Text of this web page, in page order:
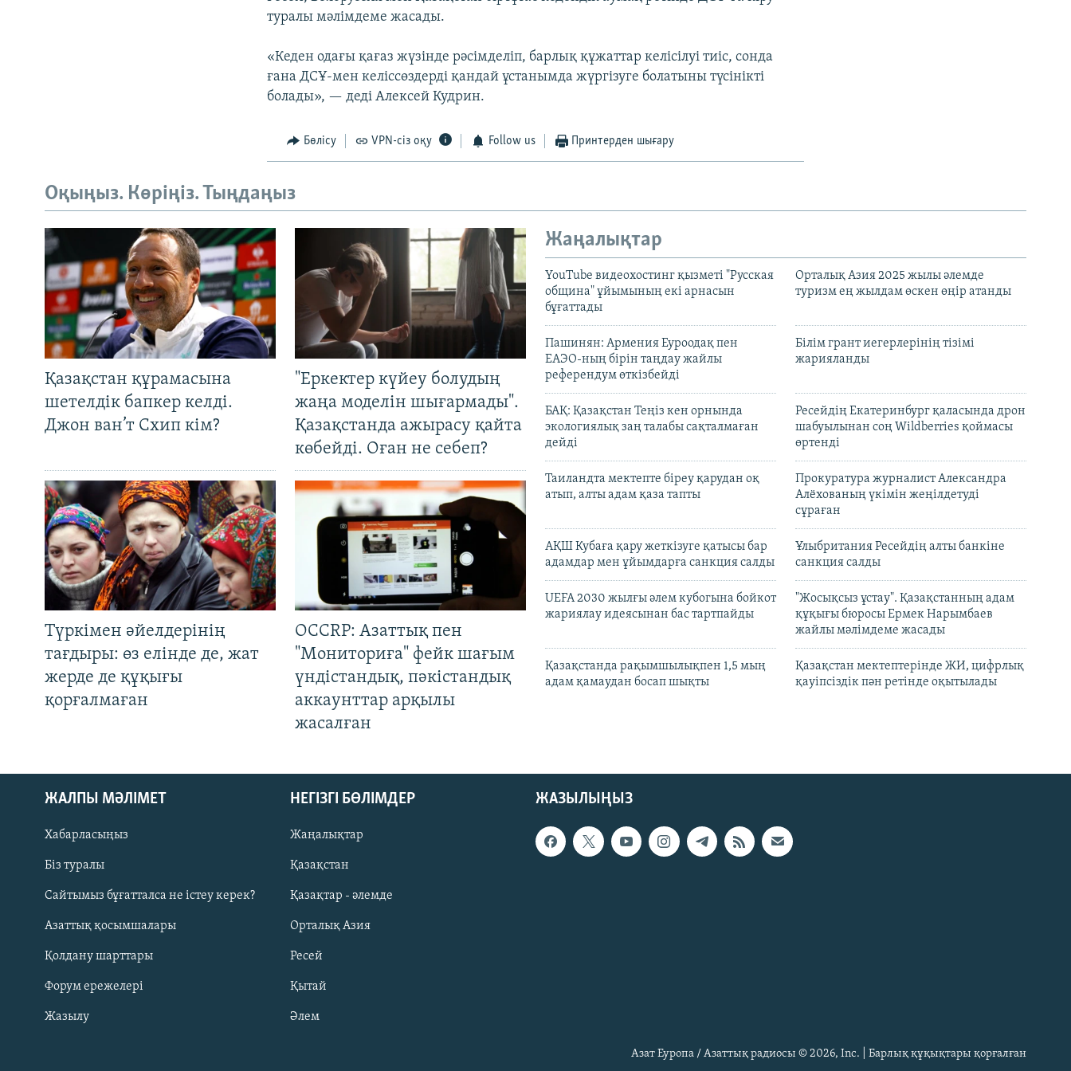
Русский
ЖАЗЫЛЫҢЫЗ
туралы мәлімдеме жасады.
«Кеден одағы қағаз жүзінде рәсімделіп, барлық құжаттар келісілуі тиіс, сонда
ғана ДСҰ-мен келіссөздерді қандай ұстанымда жүргізуге болатыны түсінікті
болады», — деді Алексей Кудрин.
Бөлісу VPN-сіз оқу Follow us Принтерден шығару
Оқыңыз. Көріңіз. Тыңдаңыз
Қазақстан құрамасына
шетелдік бапкер келді.
Джон ван’т Схип кім?
"Еркектер күйеу болудың
жаңа моделін шығармады".
Қазақстанда ажырасу қайта
көбейді. Оған не себеп?
Түркімен әйелдерінің
тағдыры: өз елінде де, жат
жерде де құқығы
қорғалмаған
OCCRP: Азаттық пен
"Мониториға" фейк шағым
үндістандық, пәкістандық
аккаунттар арқылы
жасалған
Жаңалықтар
YouTube видеохостинг қызметі "Русская
община" ұйымының екі арнасын
бұғаттады
Орталық Азия 2025 жылы әлемде
туризм ең жылдам өскен өңір атанды
Пашинян: Армения Еуроодақ пен
ЕАЭО-ның бірін таңдау жайлы
референдум өткізбейді
Білім грант иегерлерінің тізімі
жарияланды
БАҚ: Қазақстан Теңіз кен орнында
экологиялық заң талабы сақталмаған
дейді
Ресейдің Екатеринбург қаласында дрон
шабуылынан соң Wildberries қоймасы
өртенді
Таиландта мектепте біреу қарудан оқ
атып, алты адам қаза тапты
Прокуратура журналист Александра
Алёхованың үкімін жеңілдетуді
сұраған
АҚШ Кубаға қару жеткізуге қатысы бар
адамдар мен ұйымдарға санкция салды
Ұлыбритания Ресейдің алты банкіне
санкция салды
UEFA 2030 жылғы әлем кубогына бойкот
жариялау идеясынан бас тартпайды
"Жосықсыз ұстау". Қазақстанның адам
құқығы бюросы Ермек Нарымбаев
жайлы мәлімдеме жасады
Қазақстанда рақымшылықпен 1,5 мың
адам қамаудан босап шықты
Қазақстан мектептерінде ЖИ, цифрлық
қауіпсіздік пән ретінде оқытылады
ЖАЗЫЛЫҢЫЗ
ЖАЛПЫ МӘЛІМЕТ
Хабарласыңыз
Біз туралы
Сайтымыз бұғатталса не істеу керек?
Азаттық қосымшалары
Қолдану шарттары
Форум ережелері
Жазылу
НЕГІЗГІ БӨЛІМДЕР
Жаңалықтар
Қазақстан
Қазақтар - әлемде
Орталық Азия
Ресей
Қытай
Әлем
Азат Еуропа / Азаттық радиосы © 2026, Inc. | Барлық құқықтары қорғалған